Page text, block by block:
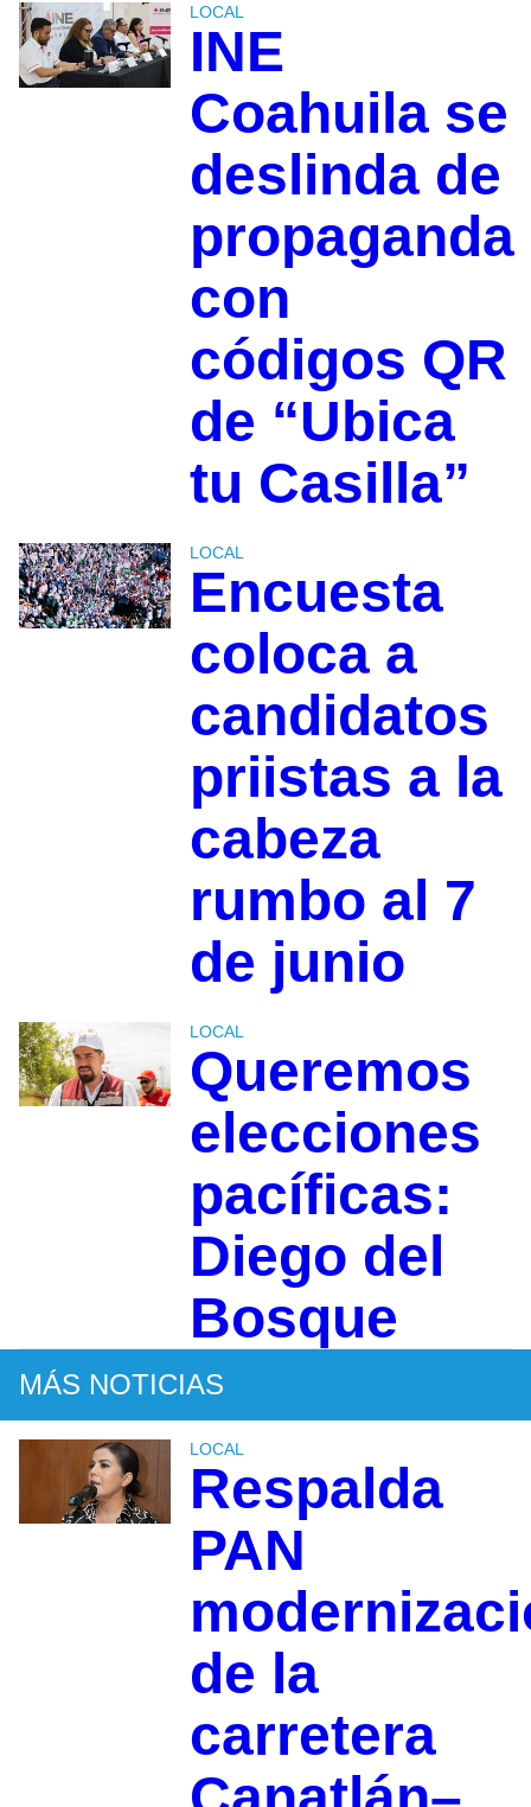
LOCAL
INE
Coahuila se
deslinda de
propaganda
con
códigos QR
de “Ubica
tu Casilla”
LOCAL
Encuesta
coloca a
candidatos
priistas a la
cabeza
rumbo al 7
de junio
LOCAL
Queremos
elecciones
pacíficas:
Diego del
Bosque
MÁS NOTICIAS
LOCAL
Respalda
PAN
de la
carretera